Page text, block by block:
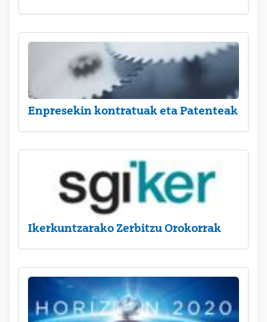
Enpresekin kontratuak eta Patenteak
Ikerkuntzarako Zerbitzu Orokorrak